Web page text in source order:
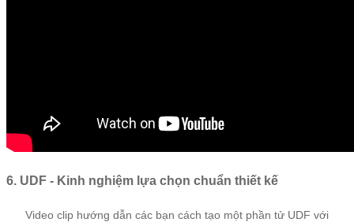
6. UDF - Kinh nghiệm lựa chọn chuẩn thiết kế
Video clip hướng dẫn các bạn cách tạo một phần tử UDF với